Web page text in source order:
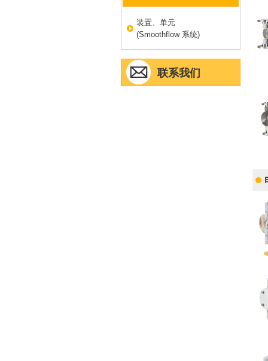
装置、单元
(Smoothflow 系统)
联系我们